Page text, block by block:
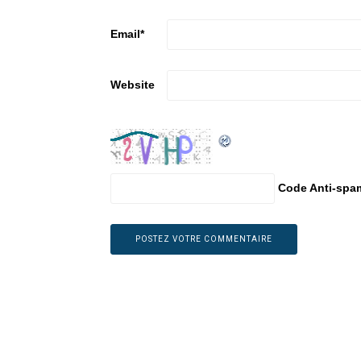
Email*
Website
Code Anti-